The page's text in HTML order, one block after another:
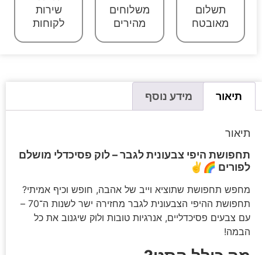
תשלום
מאובטח
משלוחים
מהירים
שירות
לקוחות
תיאור מידע נוסף
תיאור
תחפושת היפי צבעונית לגבר – לוק פסיכדלי מושלם
לפורים 🌈✌️
מחפש תחפושת שתוציא וייב של אהבה, חופש וכיף אמיתי?
תחפושת ההיפי הצבעונית לגבר מחזירה ישר לשנות ה־70 –
עם צבעים פסיכדליים, אנרגיות טובות ולוק שיגנוב את כל
הבמה!